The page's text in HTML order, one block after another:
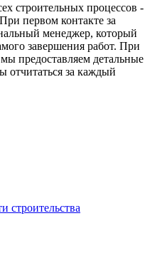
строительных процессов -
первом контакте за
менеджер, который
завершения работ. При
предоставляем детальные
отчитаться за каждый
строительства